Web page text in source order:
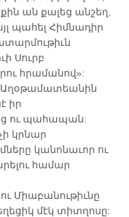
ան քալեց անշեղ,
պահել Հիմնադիր
Սուրբ
հրամանով»:
Աղօթամատեանին
իր
ու պահապան:
կրնար
կանոնաւոր ու
համար
Միաբանութիւնը
մէկ տիտղոսը: